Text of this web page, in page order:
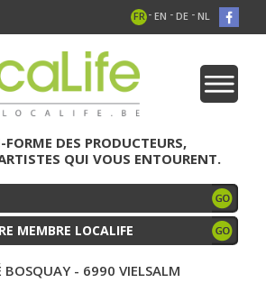
FR - EN - DE - NL
FORME DES PRODUCTEURS,
QUI VOUS ENTOURENT.
MEMBRE LOCALIFE
BOSQUAY - 6990 VIELSALM